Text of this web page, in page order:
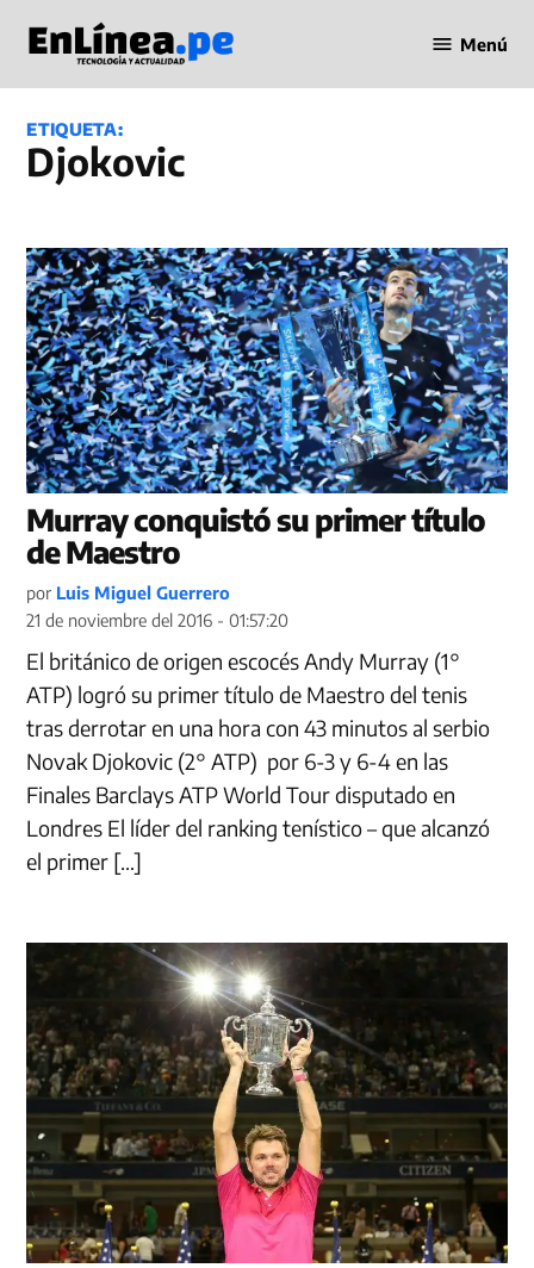
contenido
en Línea
Menú
ETIQUETA:
Djokovic
Murray conquistó su primer título
de Maestro
por Luis Miguel Guerrero
21 de noviembre del 2016 - 01:57:20
El británico de origen escocés Andy Murray (1°
ATP) logró su primer título de Maestro del tenis
tras derrotar en una hora con 43 minutos al serbio
Novak Djokovic (2° ATP) por 6-3 y 6-4 en las
Finales Barclays ATP World Tour disputado en
Londres El líder del ranking tenístico – que alcanzó
el primer […]